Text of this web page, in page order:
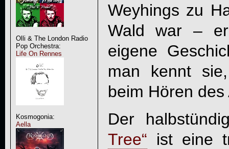
Olli & The London Radio
Pop Orchestra:
Life On Rennes
Kosmogonia:
Aella
Weyhings zu
Wald war –
eigene
man kennt
beim Hören
Der
Tree“ ist eine